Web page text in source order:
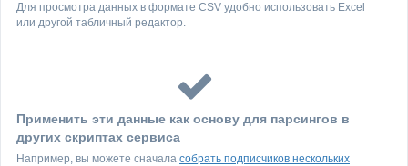
Для просмотра данных в формате CSV удобно использовать Excel
или другой табличный редактор.
Применить эти данные как основу для парсингов в
других скриптах сервиса
Например, вы можете сначала собрать подписчиков нескольких